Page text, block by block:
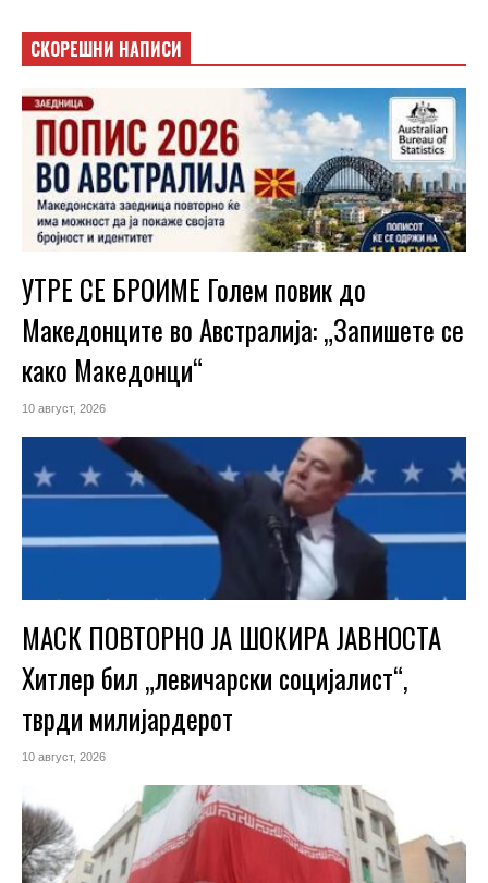
СКОРЕШНИ НАПИСИ
УТРЕ СЕ БРОИМЕ Голем повик до
Македонците во Австралија: „Запишете се
како Македонци“
10 август, 2026
МАСК ПОВТОРНО ЈА ШОКИРА ЈАВНОСТА
Хитлер бил „левичарски социјалист“,
тврди милијардерот
10 август, 2026